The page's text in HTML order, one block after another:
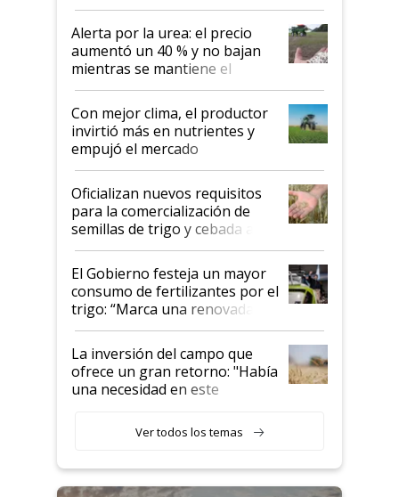
Alerta por la urea: el precio
aumentó un 40 % y no bajan
mientras se mantiene el
conflicto en Medio Oriente
Con mejor clima, el productor
invirtió más en nutrientes y
empujó el mercado
Oficializan nuevos requisitos
para la comercialización de
semillas de trigo y cebada a
granel
El Gobierno festeja un mayor
consumo de fertilizantes por el
trigo: “Marca una renovada
confianza de los productores”
La inversión del campo que
ofrece un gran retorno: "Había
una necesidad en este
Ver todos los temas